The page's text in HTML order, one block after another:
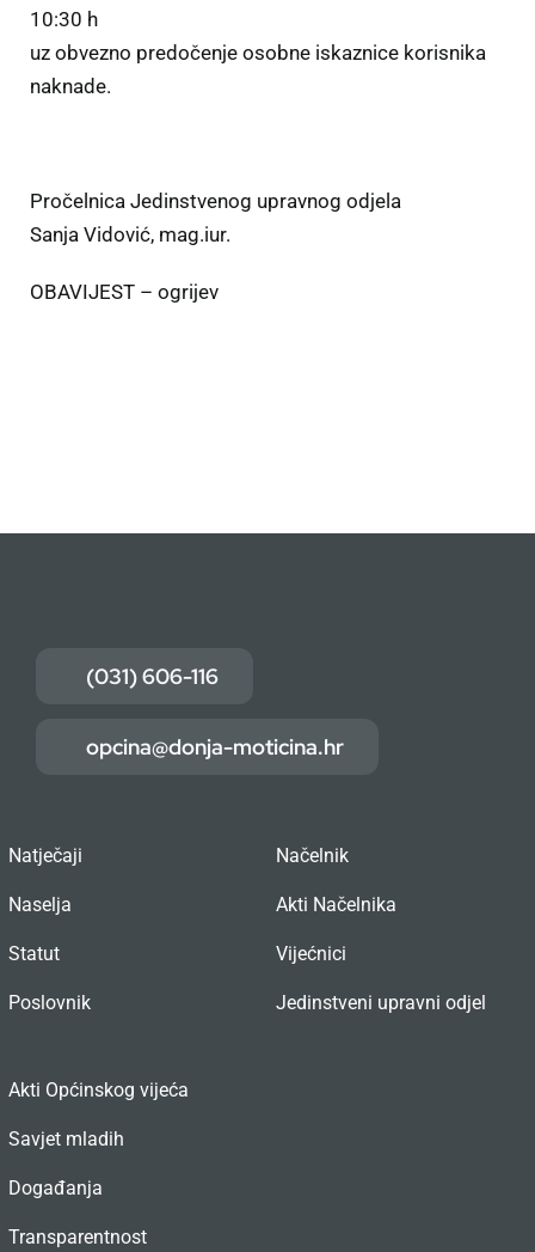
10:30 h
uz obvezno predočenje osobne iskaznice korisnika
naknade.
Pročelnica Jedinstvenog upravnog odjela
Sanja Vidović, mag.iur.
OBAVIJEST – ogrijev
(031) 606-116
opcina@donja-moticina.hr
Natječaji
Naselja
Statut
Poslovnik
Načelnik
Akti Načelnika
Vijećnici
Jedinstveni upravni odjel
Akti Općinskog vijeća
Savjet mladih
Događanja
Transparentnost